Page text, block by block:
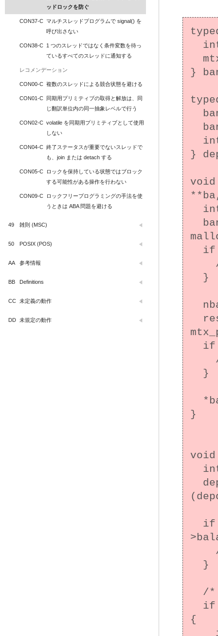
}
}
void
}
{
ッドロックを防ぐ
CON37-C マルチスレッドプログラムで signal() を
呼び出さない
CON38-C 1 つのスレッドではなく条件変数を待っ
ているすべてのスレッドに通知する
レコメンデーション
CON00-C 複数のスレッドによる競合状態を避ける
CON01-C 同期用プリミティブの取得と解放は、同
じ翻訳単位内の同一抽象レベルで行う
CON02-C volatile を同期用プリミティブとして使用
しない
CON04-C 終了ステータスが重要でないスレッドで
も、join または detach する
CON05-C
ロックを保持している状態ではブロック
する可能性がある操作を行わない
CON09-C
ロックフリープログラミングの手法を使
うときは ABA 問題を避ける
49 雑則 (MSC)
50 POSIX (POS)
AA 参考情報
BB Definitions
CC 未定義の動作
DD 未規定の動作